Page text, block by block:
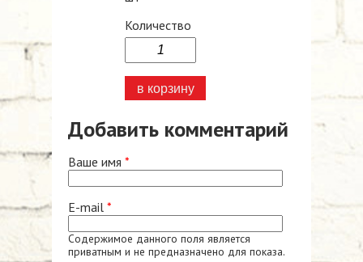
Количество
Добавить комментарий
Ваше имя *
E-mail *
Содержимое данного поля является
приватным и не предназначено для показа.